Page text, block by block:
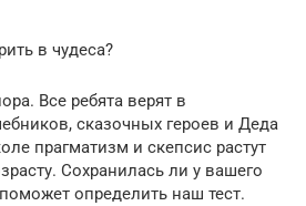
в чудеса?
Все ребята верят в
сказочных героев и Деда
прагматизм и скепсис растут
Сохранилась ли у вашего
определить наш тест.